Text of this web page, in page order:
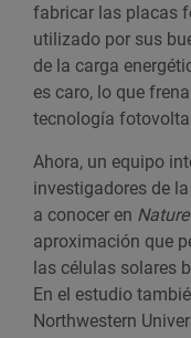
fabricar las placas
utilizado por sus
de la carga
es caro, lo que
tecnología
Ahora, un equipo
investigadores de
a conocer en
aproximación que
las células solares
En el estudio
Northwestern